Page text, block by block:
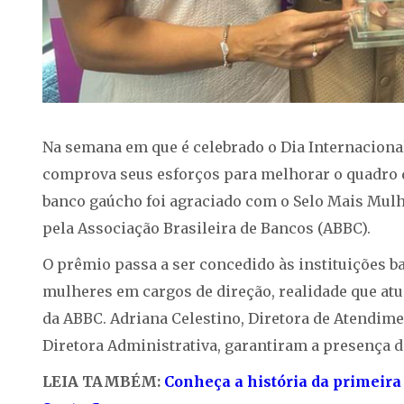
Na semana em que é celebrado o Dia
comprova seus esforços para melhorar o
banco gaúcho foi agraciado com o Selo Mais
pela Associação Brasileira de Bancos (ABBC).
O prêmio passa a ser concedido às instituições
mulheres em cargos de direção, realidade que
da ABBC. Adriana Celestino, Diretora de
Diretora Administrativa, garantiram a presença
LEIA TAMBÉM: Conheça a história da